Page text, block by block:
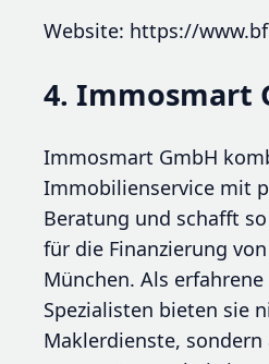
Website: https://
4. Immosmart
Immosmart GmbH
Immobilienservice mit
Beratung und schafft
für die Finanzierung
München. Als
Spezialisten bieten sie
Maklerdienste, sondern